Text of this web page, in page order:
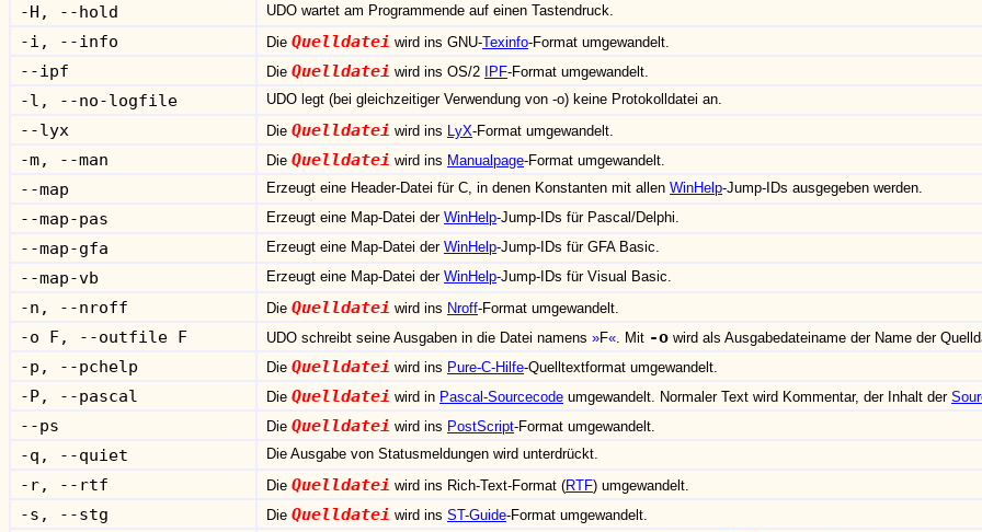
-H, --hold UDO wartet am Programmende auf einen Tastendruck.
-i, --info Die Quelldatei wird ins GNU-Texinfo-Format umgewandelt.
--ipf Die Quelldatei wird ins OS/2 IPF-Format umgewandelt.
-l, --no-logfile UDO legt (bei gleichzeitiger Verwendung von -o) keine Protokolldatei an.
--lyx Die Quelldatei wird ins LyX-Format umgewandelt.
-m, --man Die Quelldatei wird ins Manualpage-Format umgewandelt.
--map Erzeugt eine Header-Datei für C, in denen Konstanten mit allen WinHelp-Jump-IDs ausgegeben werden.
--map-pas Erzeugt eine Map-Datei der WinHelp-Jump-IDs für Pascal/Delphi.
--map-gfa Erzeugt eine Map-Datei der WinHelp-Jump-IDs für GFA Basic.
--map-vb Erzeugt eine Map-Datei der WinHelp-Jump-IDs für Visual Basic.
-n, --nroff Die Quelldatei wird ins Nroff-Format umgewandelt.
-o F, --outfile F UDO schreibt seine Ausgaben in die Datei namens F . Mit -o wird als Ausgabedateiname der Name der
-p, --pchelp Die Quelldatei wird ins Pure-C-Hilfe-Quelltextformat umgewandelt.
-P, --pascal Die Quelldatei wird in Pascal-Sourcecode umgewandelt. Normaler Text wird Kommentar, der Inhalt der
--ps Die Quelldatei wird ins PostScript-Format umgewandelt.
-q, --quiet Die Ausgabe von Statusmeldungen wird unterdrückt.
-r, --rtf Die Quelldatei wird ins Rich-Text-Format (RTF) umgewandelt.
-s, --stg Die Quelldatei wird ins ST-Guide-Format umgewandelt.